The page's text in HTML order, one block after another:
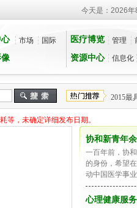
今天是： 2026年
市场 国际
像
MRI
医疗博览 管理
资源中心 信息化
2015最
，未确定详细发布日期。
协和新青年
一百年前，协
的身份，希望
动中国医学事
心理健康服